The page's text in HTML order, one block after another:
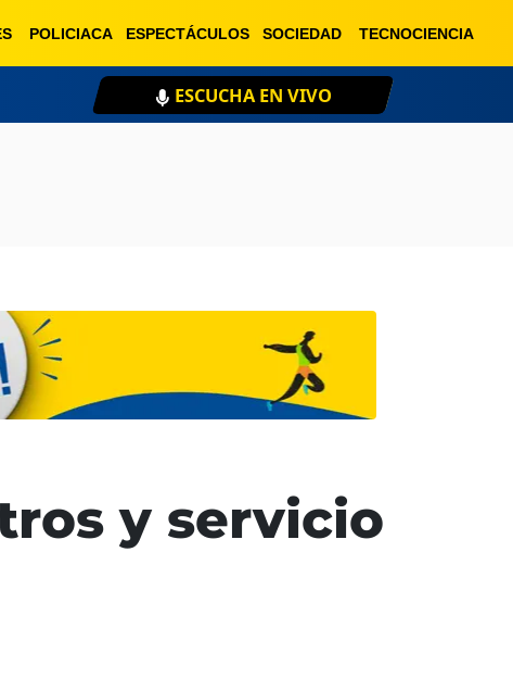
POLICIACA ESPECTÁCULOS SOCIEDAD TECNOCIENCIA
XEU 98.1 FM
y servicio